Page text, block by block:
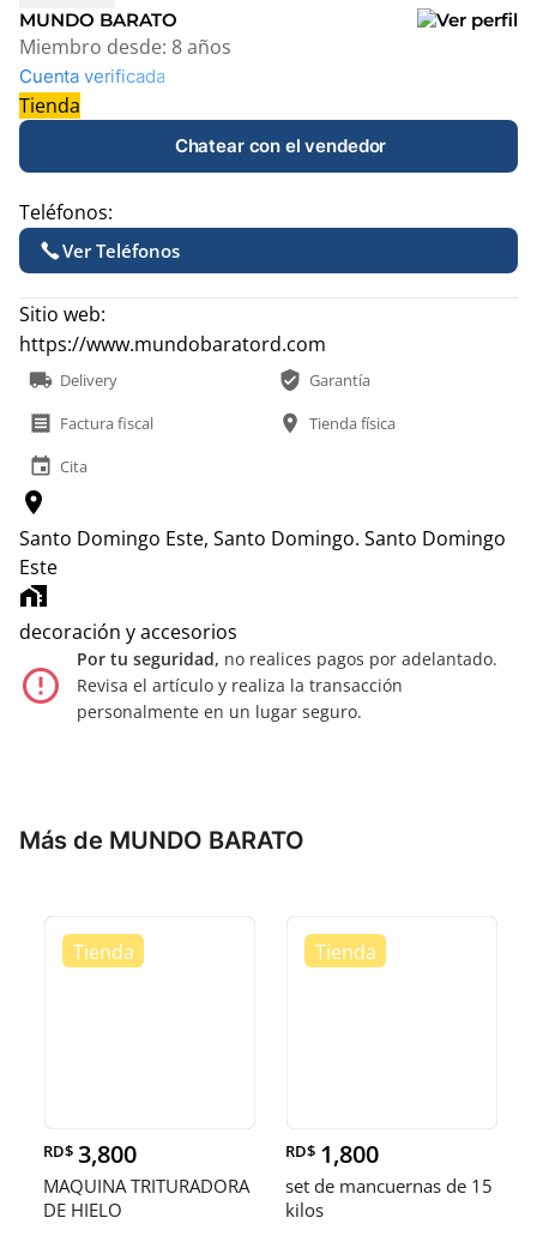
MUNDO BARATO
Miembro desde: 8 años
Cuenta verificada
Tienda
Chatear con el vendedor
Teléfonos:
Ver Teléfonos
Sitio web:
https://www.mundobaratord.com
local_shipping Delivery verified_user Garantía
receipt Factura fiscal location_on Tienda física
event Cita
location_on
Santo Domingo Este, Santo Domingo. Santo Domingo
Este
home_work
decoración y accesorios
error_outline
Por tu seguridad, no realices pagos por adelantado.
Revisa el artículo y realiza la transacción
personalmente en un lugar seguro.
Más de MUNDO BARATO
RD$ 3,800
MAQUINA TRITURADORA
DE HIELO
RD$ 1,800
set de mancuernas de 15
kilos